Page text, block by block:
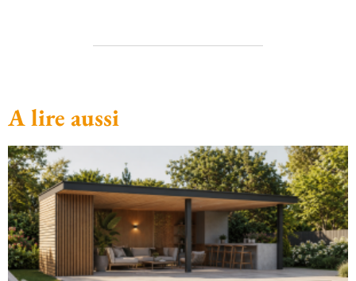
A lire aussi